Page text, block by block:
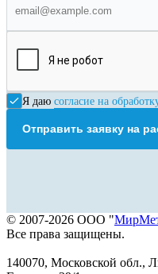
Я даю согласие на
Отправить заявку на
© 2007-2026 ООО "
Все права защищены.
140070, Московской обл.,